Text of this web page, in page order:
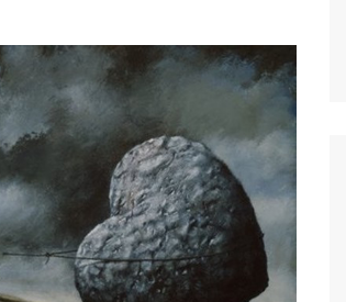
Βόλτα στην Ελλάδα
Ταξίδια